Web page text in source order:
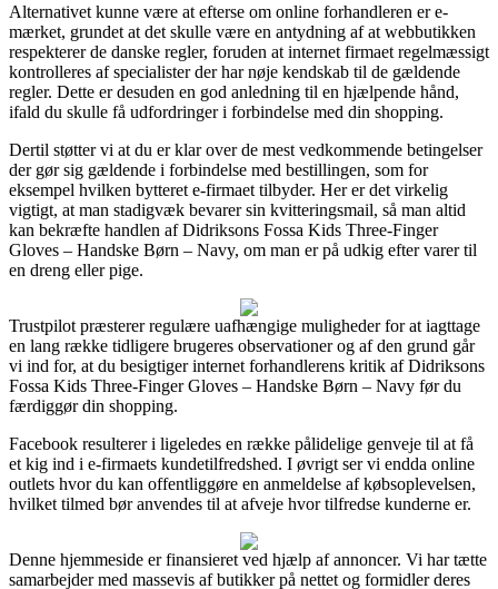
Alternativet kunne være at efterse om online forhandleren er e-
mærket, grundet at det skulle være en antydning af at webbutikken
respekterer de danske regler, foruden at internet firmaet regelmæssigt
kontrolleres af specialister der har nøje kendskab til de gældende
regler. Dette er desuden en god anledning til en hjælpende hånd,
ifald du skulle få udfordringer i forbindelse med din shopping.
Dertil støtter vi at du er klar over de mest vedkommende betingelser
der gør sig gældende i forbindelse med bestillingen, som for
eksempel hvilken bytteret e-firmaet tilbyder. Her er det virkelig
vigtigt, at man stadigvæk bevarer sin kvitteringsmail, så man altid
kan bekræfte handlen af Didriksons Fossa Kids Three-Finger
Gloves – Handske Børn – Navy, om man er på udkig efter varer til
en dreng eller pige.
Trustpilot præsterer regulære uafhængige muligheder for at iagttage
en lang række tidligere brugeres observationer og af den grund går
vi ind for, at du besigtiger internet forhandlerens kritik af Didriksons
Fossa Kids Three-Finger Gloves – Handske Børn – Navy før du
færdiggør din shopping.
Facebook resulterer i ligeledes en række pålidelige genveje til at få
et kig ind i e-firmaets kundetilfredshed. I øvrigt ser vi endda online
outlets hvor du kan offentliggøre en anmeldelse af købsoplevelsen,
hvilket tilmed bør anvendes til at afveje hvor tilfredse kunderne er.
Denne hjemmeside er finansieret ved hjælp af annoncer. Vi har tætte
samarbejder med massevis af butikker på nettet og formidler deres